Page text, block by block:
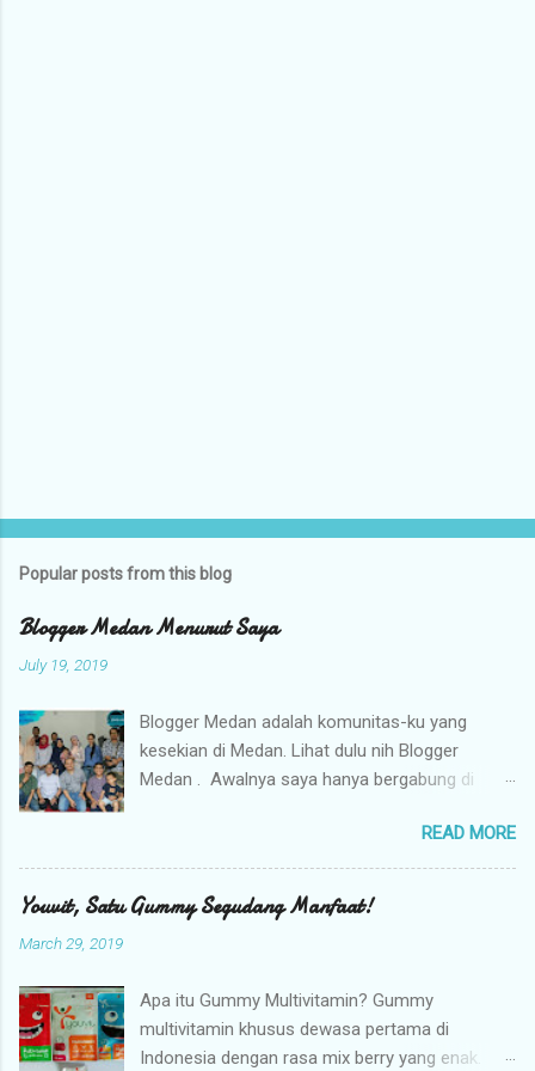
Popular posts from this blog
Blogger Medan Menurut Saya
July 19, 2019
Blogger Medan adalah komunitas-ku yang
kesekian di Medan. Lihat dulu nih Blogger
Medan . Awalnya saya hanya bergabung di
ada Durian (Diskusi Bulanan) dari Blogger
Medan. Berkali-kali ikut Durian (dua tahun tapi
tidak rutin alias bolong-bolong), datang hanya
duduk dan pulang. Terkesan mungkin saya cuek.
Blogger Medan. Saya masuk disini tidak lain
untuk saling mengenal teman-teman blogger di
daerah saya dan berbagi informasi yang penting
READ MORE
Youvit, Satu Gummy Segudang Manfaat!
March 29, 2019
Apa itu Gummy Multivitamin? Gummy
multivitamin khusus dewasa pertama di
Indonesia dengan rasa mix berry yang enak.